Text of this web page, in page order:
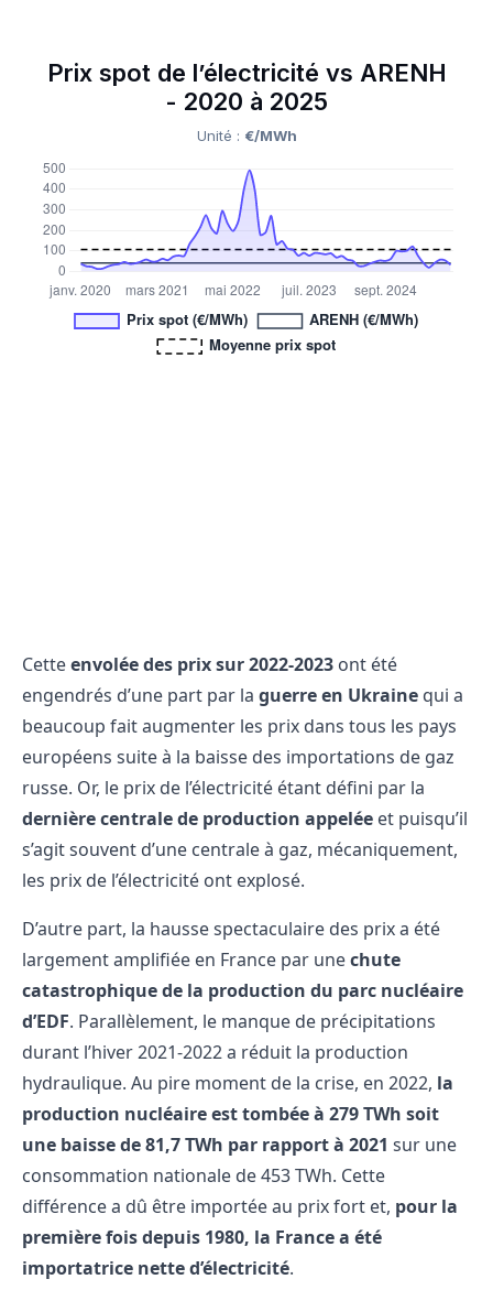
Cetteenvolée des prix sur 2022-2023 ont été
engendrés d’une part par la guerre en Ukraine qui a
beaucoup fait augmenter les prix dans tous les pays
européens suite à la baisse des importations de gaz
russe. Or, le prix de l’électricité étant défini par la
dernière centrale de production appelée et puisqu’il
s’agit souvent d’une centrale à gaz, mécaniquement,
les prix de l’électricité ont explosé.
D’autre part, la hausse spectaculaire des prix a été
largement amplifiée en France par unechute
catastrophique de la production du parc nucléaire
d’EDF. Parallèlement, le manque de précipitations
durant l’hiver 2021-2022 a réduit la production
hydraulique. Au pire moment de la crise, en 2022, la
production nucléaire est tombée à 279 TWh soit
une baisse de 81,7 TWh par rapport à 2021 sur une
consommation nationale de 453 TWh. Cette
différence a dû être importée au prix fort et, pour la
première fois depuis 1980, la France a été
importatrice nette d’électricité.